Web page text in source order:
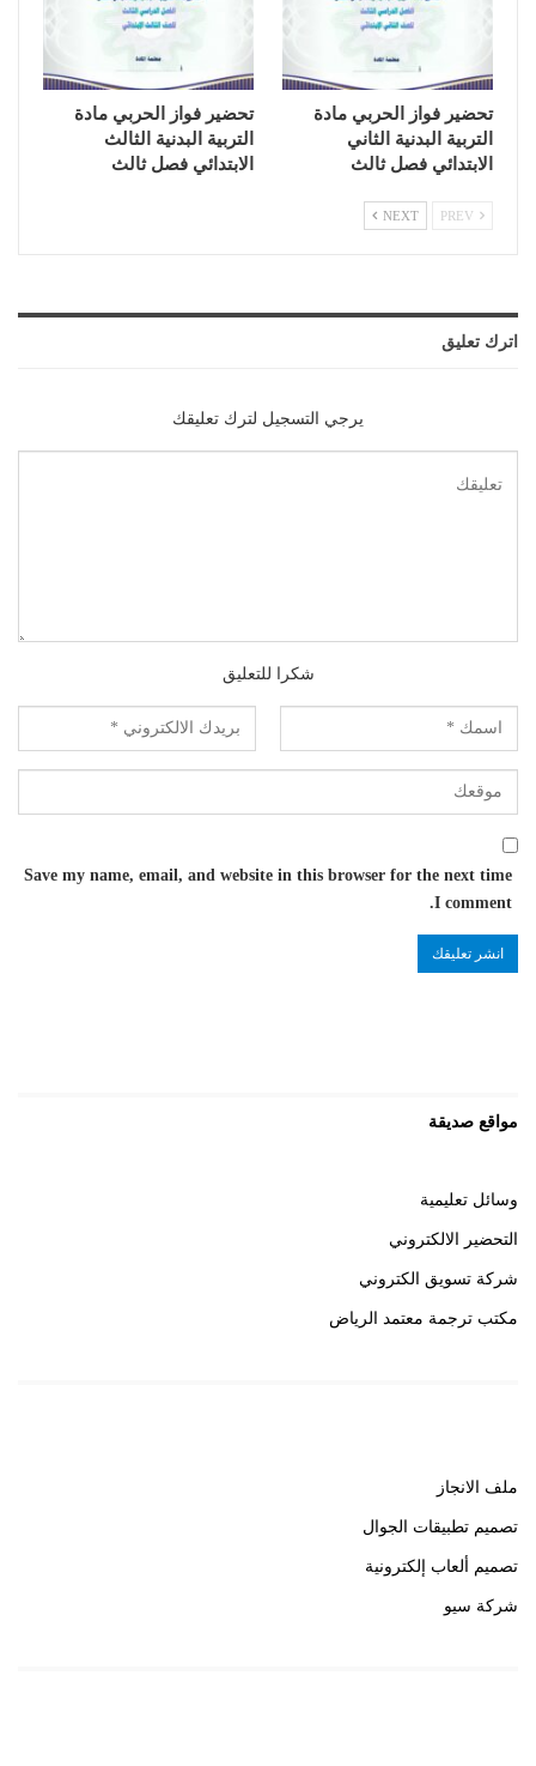
تحضير فواز الحربي مادة
التربية البدنية الثاني
الابتدائي فصل ثالث
تحضير فواز الحربي مادة
التربية البدنية الثالث
الابتدائي فصل ثالث
NEXT
اترك تعليق
يرجي التسجيل لترك تعليقك
شكرا للتعليق
Save my name, email, and website in this browser for the next time
I comment.
مواقع صديقة
وسائل تعليمية
التحضير الالكتروني
شركة تسويق الكتروني
مكتب ترجمة معتمد الرياض
ملف الانجاز
تصميم تطبيقات الجوال
تصميم ألعاب إلكترونية
شركة سيو